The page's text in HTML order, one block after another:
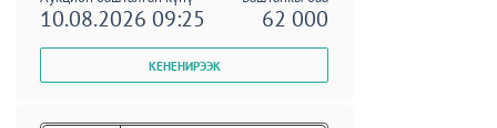
10.08.2026 09:25 62 000